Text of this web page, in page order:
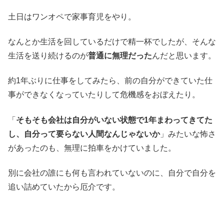
土日はワンオペで家事育児をやり。
なんとか生活を回しているだけで精一杯でしたが、そんな
生活を送り続けるのが普通に無理だったんだと思います。
約1年ぶりに仕事をしてみたら、前の自分ができていた仕
事ができなくなっていたりして危機感をおぼえたり。
「 そもそも会社は自分がいない状態で1年まわってきてた
し、自分って要らない人間なんじゃないか」みたいな怖さ
があったのも、無理に拍車をかけていました。
別に会社の誰にも何も言われていないのに、自分で自分を
追い詰めていたから厄介です。